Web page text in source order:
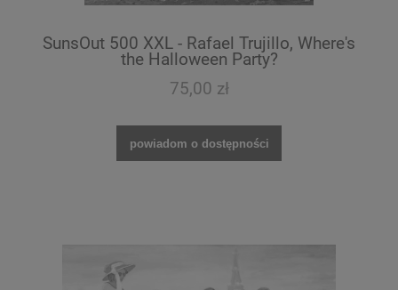
SunsOut 500 XXL - Rafael Trujillo, Where's
the Halloween Party?
75,00 zł
powiadom o dostępności